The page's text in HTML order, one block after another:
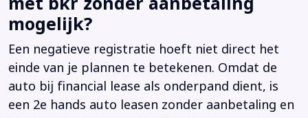
mogelijk?
Een negatieve registratie hoeft niet direct het
einde van je plannen te betekenen. Omdat de
auto bij financial lease als onderpand dient, is
een 2e hands auto leasen zonder aanbetaling en